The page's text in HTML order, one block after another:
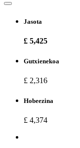
Jasota
£ 5,425
Gutxienekoa
£ 2,316
Hobeezina
£ 4,374